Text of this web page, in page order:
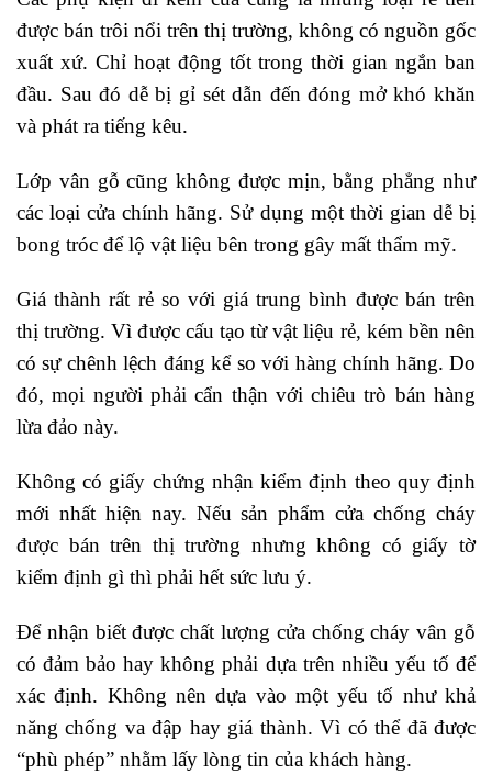
được bán trôi nổi trên thị trường, không có nguồn gốc
xuất xứ. Chỉ hoạt động tốt trong thời gian ngắn ban
đầu. Sau đó dễ bị gỉ sét dẫn đến đóng mở khó khăn
và phát ra tiếng kêu.
Lớp vân gỗ cũng không được mịn, bằng phẳng như
các loại cửa chính hãng. Sử dụng một thời gian dễ bị
bong tróc để lộ vật liệu bên trong gây mất thẩm mỹ.
Giá thành rất rẻ so với giá trung bình được bán trên
thị trường. Vì được cấu tạo từ vật liệu rẻ, kém bền nên
có sự chênh lệch đáng kể so với hàng chính hãng. Do
đó, mọi người phải cẩn thận với chiêu trò bán hàng
lừa đảo này.
Không có giấy chứng nhận kiểm định theo quy định
mới nhất hiện nay. Nếu sản phẩm cửa chống cháy
được bán trên thị trường nhưng không có giấy tờ
kiểm định gì thì phải hết sức lưu ý.
Để nhận biết được chất lượng cửa chống cháy vân gỗ
có đảm bảo hay không phải dựa trên nhiều yếu tố để
xác định. Không nên dựa vào một yếu tố như khả
năng chống va đập hay giá thành. Vì có thể đã được
“phù phép” nhằm lấy lòng tin của khách hàng.